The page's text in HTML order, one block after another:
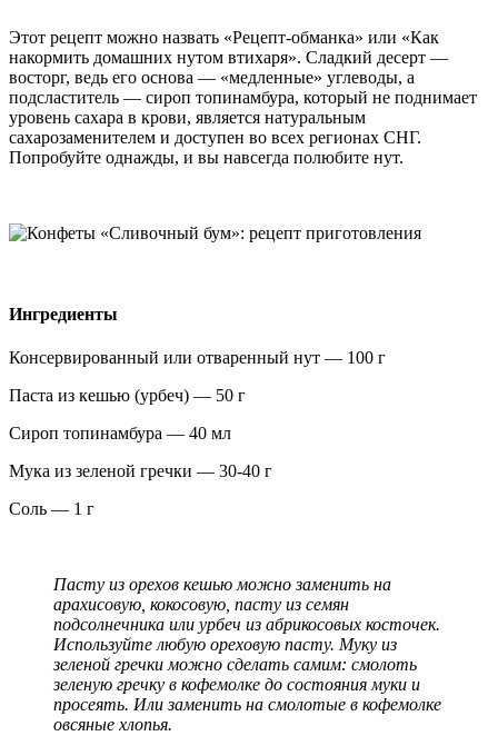
Этот рецепт можно назвать «Рецепт-обманка» или «Как
накормить домашних нутом втихаря». Сладкий десерт —
восторг, ведь его основа — «медленные» углеводы, а
подсластитель — сироп топинамбура, который не поднимает
уровень сахара в крови, является натуральным
сахарозаменителем и доступен во всех регионах СНГ.
Попробуйте однажды, и вы навсегда полюбите нут.
Ингредиенты
Консервированный или отваренный нут — 100 г
Паста из кешью (урбеч) — 50 г
Сироп топинамбура — 40 мл
Мука из зеленой гречки — 30-40 г
Соль — 1 г
Пасту из орехов кешью можно заменить на
арахисовую, кокосовую, пасту из семян
подсолнечника или урбеч из абрикосовых косточек.
Используйте любую ореховую пасту. Муку из
зеленой гречки можно сделать самим: смолоть
зеленую гречку в кофемолке до состояния муки и
просеять. Или заменить на смолотые в кофемолке
овсяные хлопья.